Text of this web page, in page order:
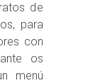
de
para
con
os
menú